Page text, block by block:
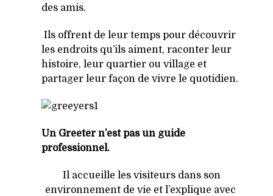
des amis.
Ils offrent de leur temps pour découvrir
les endroits qu’ils aiment, raconter leur
histoire, leur quartier ou village et
partager leur façon de vivre le quotidien.
Un Greeter n’est pas un guide
professionnel.
Il accueille les visiteurs dans son
environnement de vie et l’explique avec